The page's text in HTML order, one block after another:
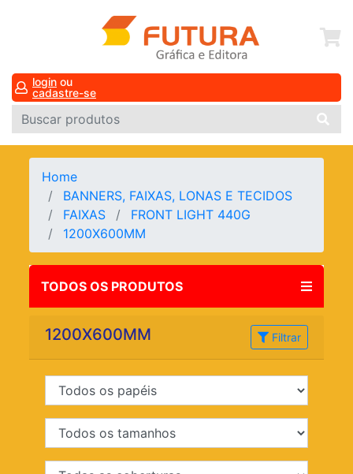
login ou
cadastre-se
Home
BANNERS, FAIXAS, LONAS E TECIDOS
FAIXAS
FRONT LIGHT 440G
1200X600MM
TODOS OS PRODUTOS
1200X600MM Filtrar